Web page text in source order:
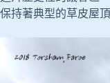
保持著典型的草皮屋